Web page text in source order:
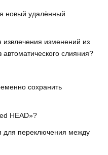
новый удалённый
извлечения изменений из
слияния?
сохранить
HEAD»?
для переключения между